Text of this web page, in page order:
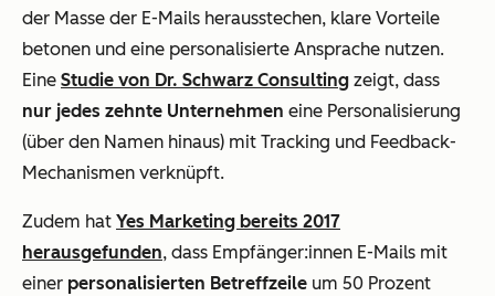
der Masse der E-Mails herausstechen, klare Vorteile
betonen und eine personalisierte Ansprache nutzen.
Eine Studie von Dr. Schwarz Consulting zeigt, dass
nur jedes zehnte Unternehmen eine Personalisierung
(über den Namen hinaus) mit Tracking und Feedback-
Mechanismen verknüpft.
Zudem hat Yes Marketing bereits 2017
herausgefunden, dass Empfänger:innen E-Mails mit
einer personalisierten Betreffzeile um 50 Prozent